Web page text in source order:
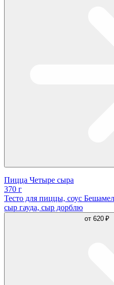
Пицца Четыре сыра
370 г
Тесто для пиццы, соус
сыр гауда, сыр дорблю
от 620 ₽